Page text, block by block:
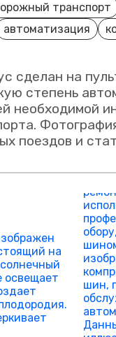
транспорт
автоматизация
сделан на
степень
необходимой
поездов и